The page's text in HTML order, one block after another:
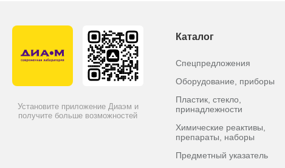
Установите приложение Диаэм и
получите больше возможностей
Каталог
Спецпредложения
Оборудование, приборы
Пластик, стекло,
принадлежности
Химические реактивы,
препараты, наборы
Предметный указатель